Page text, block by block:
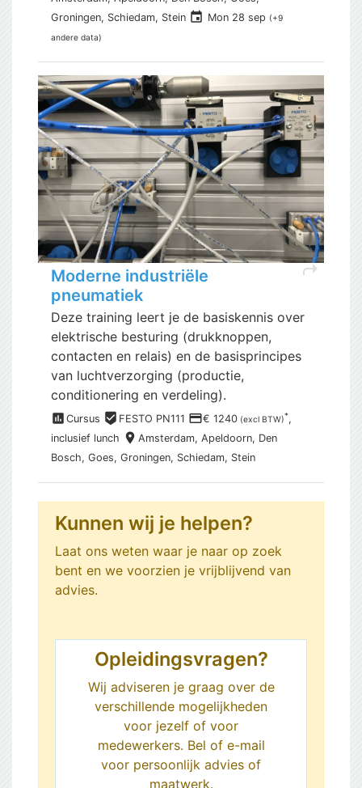
Groningen, Schiedam, Stein event Mon 28 sep (+9
andere data)
shortcut
Moderne industriële
pneumatiek
Deze training leert je de basiskennis over
elektrische besturing (drukknoppen,
contacten en relais) en de basisprincipes
van luchtverzorging (productie,
conditionering en verdeling).
assessment Cursus beenhere FESTO PN111 payment€ 1240 (excl BTW)*,
inclusief lunch place Amsterdam, Apeldoorn, Den
Bosch, Goes, Groningen, Schiedam, Stein
Kunnen wij je helpen?
Laat ons weten waar je naar op zoek
bent en we voorzien je vrijblijvend van
advies.
Opleidingsvragen?
Wij adviseren je graag over de
verschillende mogelijkheden
voor jezelf of voor
medewerkers. Bel of e-mail
voor persoonlijk advies of
maatwerk.